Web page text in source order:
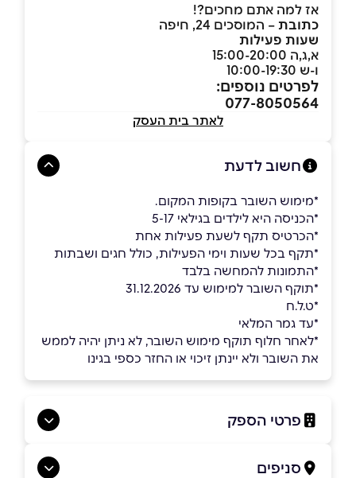
אז למה אתם מחכים?!
כתובת – המוסכים 24, חיפה
שעות פעילות
א,ג,ה 15:00-20:00
ו-ש 10:00-19:30
לפרטים נוספים:
077-8050564
לאתר בית העסק
חשוב לדעת
*מימוש השובר בקופות המקום.
*הכניסה היא לילדים בגילאי 5-17
*הכרטיס תקף לשעת פעילות אחת
*תקף בכל שעות וימי הפעילות, כולל חגים ושבתות
ָ*התמונות להמחשה בלבד
*תוקף השובר למימוש עד 31.12.2026
*ט.ל.ח
*עד גמר המלאי
*לאחר חלוף תוקף מימוש השובר, לא ניתן יהיה לממש
את השובר ולא יינתן זיכוי או החזר כספי בגינו
פרטי הספק
סניפים